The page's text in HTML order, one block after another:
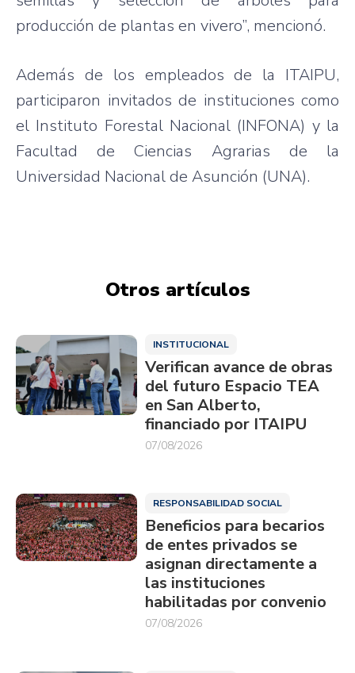
producción de plantas en vivero”, mencionó.
Además de los empleados de la ITAIPU,
participaron invitados de instituciones como
el Instituto Forestal Nacional (INFONA) y la
Facultad de Ciencias Agrarias de la
Universidad Nacional de Asunción (UNA).
Otros artículos
INSTITUCIONAL
Verifican avance de obras
del futuro Espacio TEA
en San Alberto,
financiado por ITAIPU
07/08/2026
RESPONSABILIDAD SOCIAL
Beneficios para becarios
de entes privados se
asignan directamente a
las instituciones
habilitadas por convenio
07/08/2026